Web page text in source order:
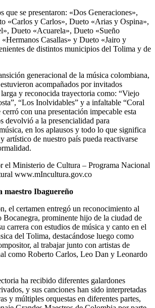
que se presentaron: «Dos Generaciones»,
«Carlos y Carlos», Dueto «Arias y Ospina»,
Dueto «Acuarela», Dueto «Sueño
Casallas» y Dueto «Jairo y
de distintos municipios del Tolima y de
generacional de la música colombiana,
acompañados por invitados
larga y reconocida trayectoria como: “Viejo
“Los Inolvidables” y a infaltable “Coral
con una presentación impecable esta
devolvió a la presencialidad para
en los aplausos y todo lo que significa
artístico de nuestro país pueda reactivarse
el Ministerio de Cultura – Programa Nacional
www.mIncultura.gov.co
maestro Ibaguereño
el certamen entregó un reconocimiento al
Bocanegra, prominente hijo de la ciudad de
carrera con estudios de música y canto en el
del Tolima, destacándose luego como
al trabajar junto con artistas de
como Roberto Carlos, Leo Dan y Leonardo
ha recibido diferentes galardones
y sus canciones han sido interpretadas
y múltiples orquestas en diferentes partes,